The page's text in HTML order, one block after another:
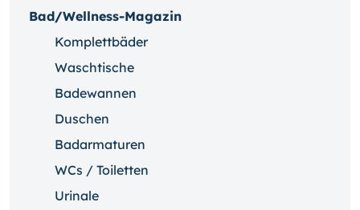
Bad/Wellness-Magazin
Komplettbäder
Waschtische
Badewannen
Duschen
Badarmaturen
WCs / Toiletten
Urinale